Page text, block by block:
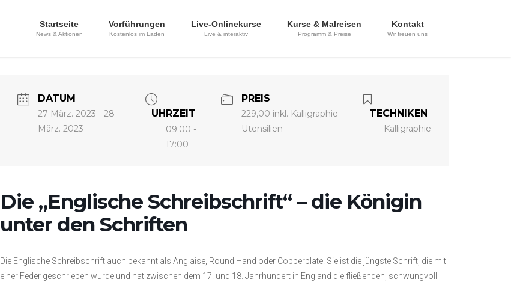
Startseite
News & Aktionen
Vorführungen
Kostenlos im Laden
Live-Onlinekurse
Live & interaktiv
Kurse & Malreisen
Programm & Preise
Kontakt
Wir freuen uns
DATUM
27 März. 2023 - 28
März. 2023
UHRZEIT
09:00 -
17:00
PREIS
229,00 inkl. Kalligraphie-
Utensilien
TECHNIKEN
Kalligraphie
Die „Englische Schreibschrift“ – die Königin
unter den Schriften
Die Englische Schreibschrift auch bekannt als Anglaise, Round Hand oder Copperplate. Sie ist die jüngste Schrift, die mit
einer Feder geschrieben wurde und hat zwischen dem 17. und 18. Jahrhundert in England die fließenden, schwungvoll